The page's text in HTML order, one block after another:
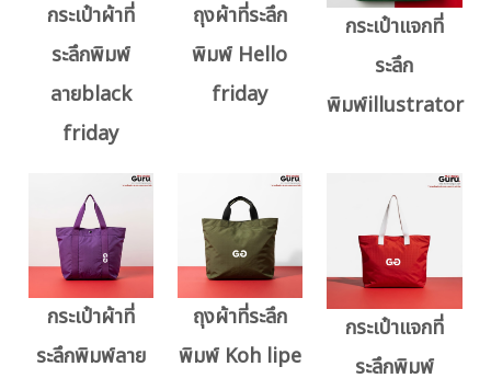
กระเป๋าผ้าที่
ระลึกพิมพ์
ลายblack
friday
ถุงผ้าที่ระลึก
พิมพ์ Hello
friday
กระเป๋าแจกที่
ระลึก
พิมพ์illustrator
กระเป๋าผ้าที่
ระลึกพิมพ์ลาย
ถุงผ้าที่ระลึก
พิมพ์ Koh lipe
กระเป๋าแจกที่
ระลึกพิมพ์